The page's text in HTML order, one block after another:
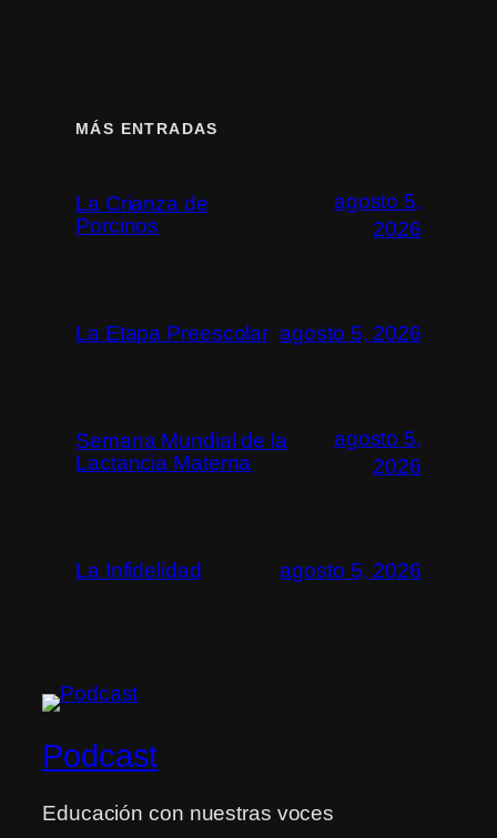
MÁS ENTRADAS
La Crianza de
Porcinos
agosto 5,
2026
La Etapa Preescolar agosto 5, 2026
Semana Mundial de la
Lactancia Materna
agosto 5,
2026
La Infidelidad agosto 5, 2026
Podcast
Educación con nuestras voces